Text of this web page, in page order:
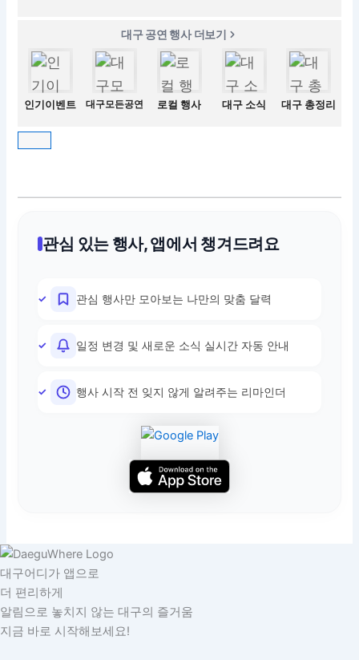
대구 공연 행사 더보기
인기이벤트 대구모든공연 로컬 행사 대구 소식 대구 총정리
관심 있는 행사, 앱에서 챙겨드려요
관심 행사만 모아보는 나만의 맞춤 달력
일정 변경 및 새로운 소식 실시간 자동 안내
행사 시작 전 잊지 않게 알려주는 리마인더
대구어디가 앱으로
더 편리하게
알림으로 놓치지 않는 대구의 즐거움
지금 바로 시작해보세요!